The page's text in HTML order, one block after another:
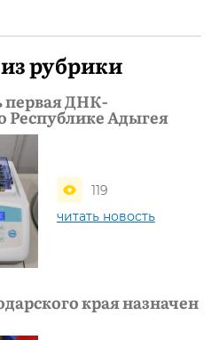
рубрики
первая ДНК-
Республике Адыгея
119
читать новость
края назначен